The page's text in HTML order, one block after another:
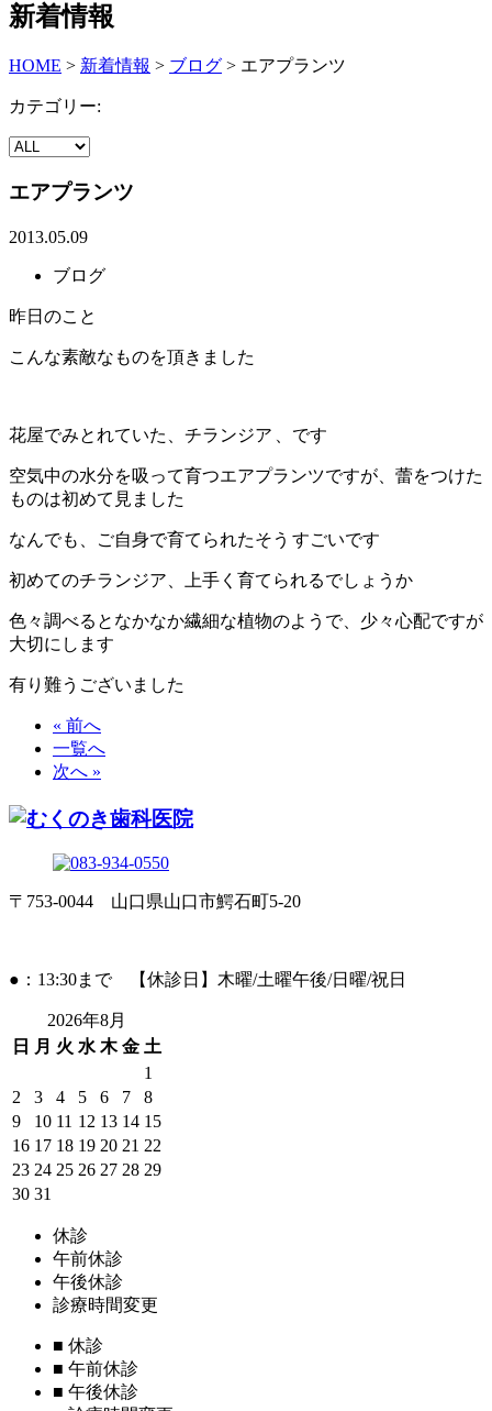
新着情報
HOME > 新着情報 > ブログ > エアプランツ
カテゴリー:
エアプランツ
2013.05.09
ブログ
昨日のこと
こんな素敵なものを頂きました
花屋でみとれていた、チランジア 、です
空気中の水分を吸って育つエアプランツですが、蕾をつけた
ものは初めて見ました
なんでも、ご自身で育てられたそう すごいです
初めてのチランジア、上手く育てられるでしょうか
色々調べるとなかなか繊細な植物のようで、少々心配ですが
大切にします
有り難うございました
« 前へ
一覧へ
次へ »
〒753-0044 山口県山口市鰐石町5-20
●：13:30まで 【休診日】木曜/土曜午後/日曜/祝日
2026年8月
日
月 火 水 木 金 土
1
2
3 4 5 6 7
8
9
10 11 12 13 14 15
16 17 18 19 20 21 22
23 24 25 26 27 28 29
30 31
休診
午前休診
午後休診
診療時間変更
■ 休診
■ 午前休診
■ 午後休診